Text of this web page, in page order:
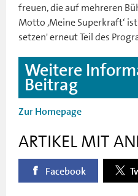
freuen, die auf mehreren
Motto ,Meine Superkraft‘
setzen' erneut Teil des
Weitere
Beitrag
Zur Homepage
ARTIKEL MIT
Facebook